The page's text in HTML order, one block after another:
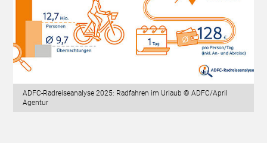
ADFC-Radreiseanalyse 2025: Radfahren im Urlaub © ADFC/April
Agentur